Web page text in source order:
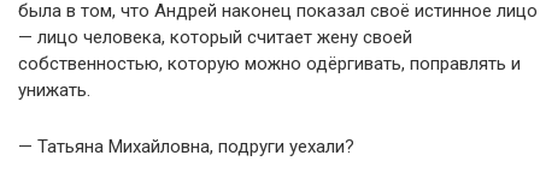
была в том, что Андрей наконец показал своё истинное лицо
— лицо человека, который считает жену своей
собственностью, которую можно одёргивать, поправлять и
унижать.
— Татьяна Михайловна, подруги уехали?